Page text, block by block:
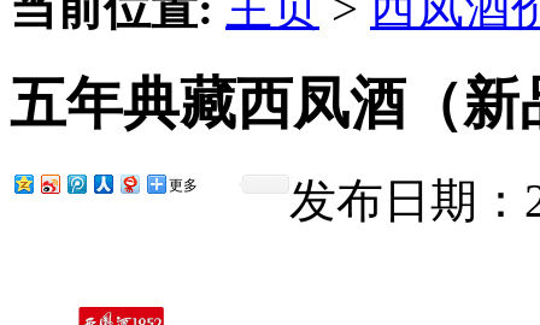
五年典藏西凤酒（新
发布日期：
更多